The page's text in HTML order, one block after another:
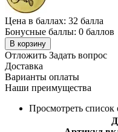
Цена в баллах: 32 балла
Бонусные баллы: 0 баллов
В корзину
Отложить Задать вопрос
Доставка
Варианты оплаты
Наши преимущества
Просмотреть список